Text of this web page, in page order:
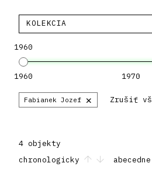
KOLEKCIA
1960
1960 1970
Fabianek Jozef × Zrušiť
4 objekty
chronologicky
abecedne